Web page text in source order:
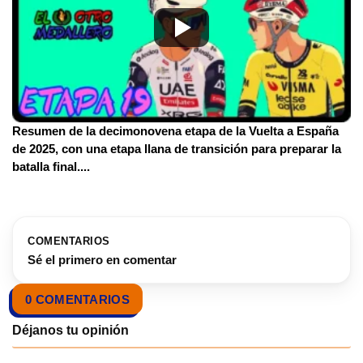
Resumen de la decimonovena etapa de la Vuelta a España
de 2025, con una etapa llana de transición para preparar la
batalla final....
COMENTARIOS
Sé el primero en comentar
0 COMENTARIOS